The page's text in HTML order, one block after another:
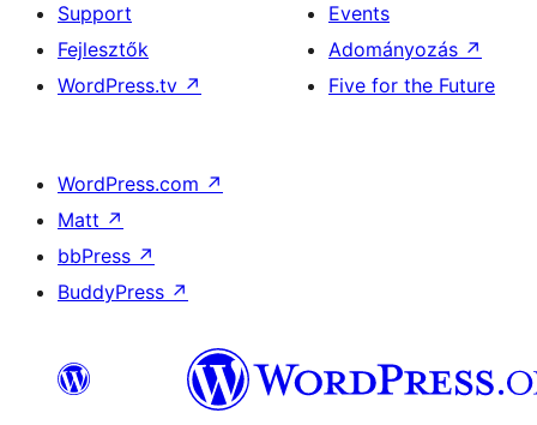
Support
Fejlesztők
WordPress.tv ↗
Events
Adományozás ↗
Five for the Future
WordPress.com ↗
Matt ↗
bbPress ↗
BuddyPress ↗